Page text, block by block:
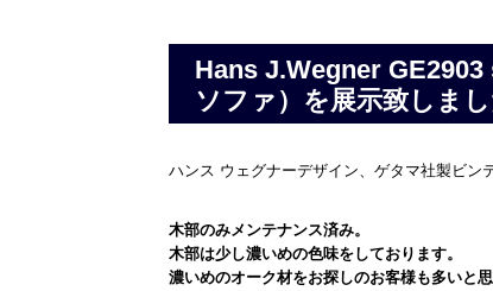
Hans J.Wegner
ソファ）を展示致しまし
ハンス ウェグナーデザイン、ゲタマ社製ビン
木部のみメンテナンス済み。
木部は少し濃いめの色味をしております。
濃いめのオーク材をお探しのお客様も多いと